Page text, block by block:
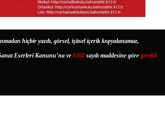
hiçbir yazılı, görsel, işitsel içerik kopyalanamaz,
Eserleri Kanunu’na ve 6102 sayılı maddesine göre gerekli